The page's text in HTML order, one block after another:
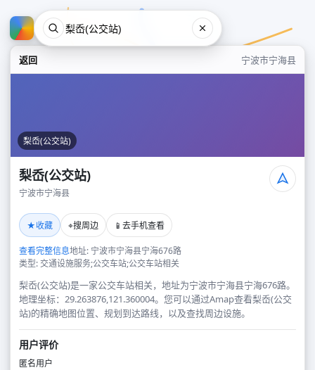
返回 宁波市宁海县
梨岙(公交站)
梨岙(公交站)
宁波市宁海县
★收藏 ⌖搜周边 📱 去手机查看
查看完整信息地址: 宁波市宁海县宁海676路
类型: 交通设施服务;公交车站;公交车站相关
梨岙(公交站)是一家公交车站相关，地址为宁波市宁海县宁海676路。
地理坐标：29.263876,121.360004。您可以通过Amap查看梨岙(公交
站)的精确地图位置、规划到达路线，以及查找周边设施。
用户评价
匿名用户